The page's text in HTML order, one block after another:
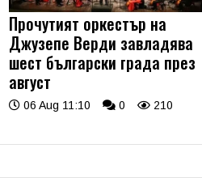
Прочутият оркестър на
Джузепе Верди завладява
шест български града през
август
06 Aug 11:10 0 210